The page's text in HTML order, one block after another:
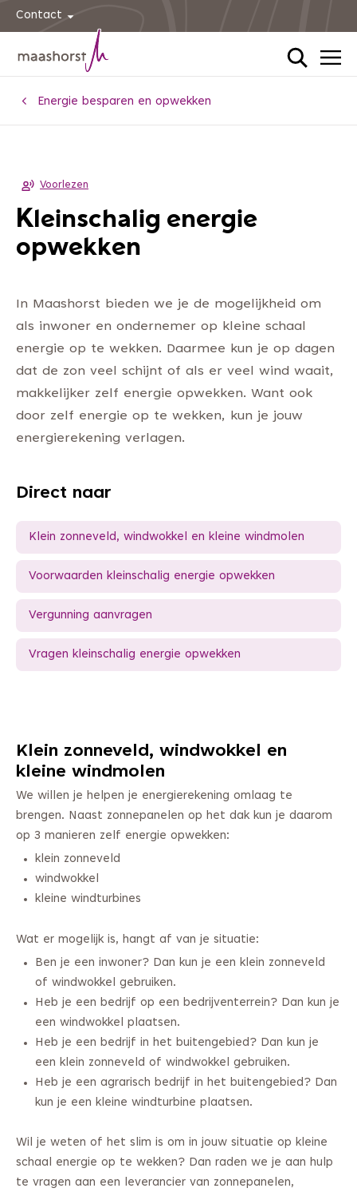
Contact
HomeEnergie besparen en opwekken
Voorlezen
Kleinschalig energie
opwekken
In Maashorst bieden we je de mogelijkheid om
als inwoner en ondernemer op kleine schaal
energie op te wekken. Daarmee kun je op dagen
dat de zon veel schijnt of als er veel wind waait,
makkelijker zelf energie opwekken. Want ook
door zelf energie op te wekken, kun je jouw
energierekening verlagen.
Direct naar
Klein zonneveld, windwokkel en kleine windmolen
Voorwaarden kleinschalig energie opwekken
Vergunning aanvragen
Vragen kleinschalig energie opwekken
Klein zonneveld, windwokkel en
kleine windmolen
We willen je helpen je energierekening omlaag te
brengen. Naast zonnepanelen op het dak kun je daarom
op 3 manieren zelf energie opwekken:
klein zonneveld
windwokkel
kleine windturbines
Wat er mogelijk is, hangt af van je situatie:
Ben je een inwoner? Dan kun je een klein zonneveld
of windwokkel gebruiken.
Heb je een bedrijf op een bedrijventerrein? Dan kun je
een windwokkel plaatsen.
Heb je een bedrijf in het buitengebied? Dan kun je
een klein zonneveld of windwokkel gebruiken.
Heb je een agrarisch bedrijf in het buitengebied? Dan
kun je een kleine windturbine plaatsen.
Wil je weten of het slim is om in jouw situatie op kleine
schaal energie op te wekken? Dan raden we je aan hulp
te vragen aan een leverancier van zonnepanelen,